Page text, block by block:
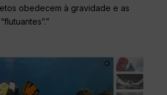
obedecem à gravidade e as